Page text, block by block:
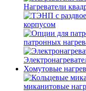
Нагреватели
корпусом
патронных
Хомутовые
миканитовые